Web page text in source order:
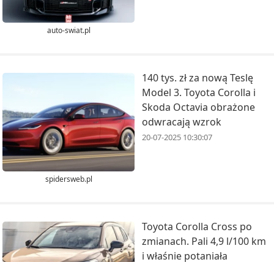
auto-swiat.pl
spidersweb.pl
140 tys. zł za nową Teslę
Model 3. Toyota Corolla i
Skoda Octavia obrażone
odwracają wzrok
20-07-2025 10:30:07
Toyota Corolla Cross po
zmianach. Pali 4,9 l/100 km
i właśnie potaniała